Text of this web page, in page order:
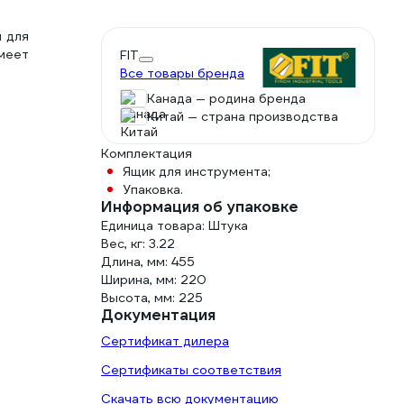
для
FIT
Все товары бренда
Канада — родина бренда
Китай — страна производства
Комплектация
Ящик для инструмента;
Упаковка.
Информация об упаковке
Единица товара: Штука
Вес, кг: 3.22
Длина, мм: 455
Ширина, мм: 220
Высота, мм: 225
Документация
Сертификат дилера
Сертификаты соответствия
Скачать всю документацию